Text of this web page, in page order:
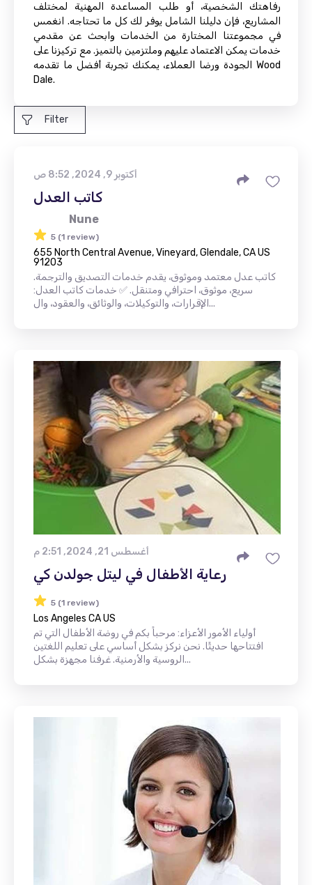
رفاهتك الشخصية، أو طلب المساعدة المهنية لمختلف
المشاريع، فإن دليلنا الشامل يوفر لك كل ما تحتاجه. انغمس
في مجموعتنا المختارة من الخدمات وابحث عن مقدمي
خدمات يمكن الاعتماد عليهم وملتزمين بالتميز. مع تركيزنا على
الجودة ورضا العملاء، يمكنك تجربة أفضل ما تقدمه Wood
Dale.
Filter
أكتوبر 9, 2024, 8:52 ص
كاتب العدل
Nune
5 (1 review)
655 North Central Avenue, Vineyard, Glendale, CA US
91203
كاتب عدل معتمد وموثوق، يقدم خدمات التصديق والترجمة.
سريع، موثوق، احترافي ومتنقل. ✅ خدمات كاتب العدل:
الإقرارات، والتوكيلات، والوثائق، والعقود، وال...
أغسطس 21, 2024, 2:51 م
رعاية الأطفال في ليتل جولدن كي
5 (1 review)
Los Angeles CA US
أولياء الأمور الأعزاء: مرحباً بكم في روضة الأطفال التي تم
افتتاحها حديثًا. نحن نركز بشكل أساسي على تعليم اللغتين
الروسية والأرمنية. غرفنا مجهزة بشكل...